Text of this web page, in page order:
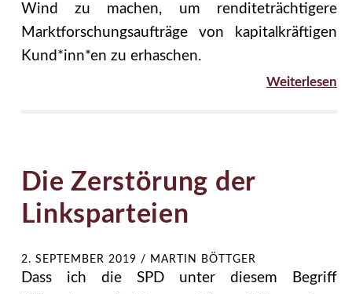
Wind zu machen, um renditeträchtigere
Marktforschungsaufträge von kapitalkräftigen
Kund*inn*en zu erhaschen.
Weiterlesen
Die Zerstörung der
Linksparteien
2. SEPTEMBER 2019 / MARTIN BÖTTGER
Dass ich die SPD unter diesem Begriff